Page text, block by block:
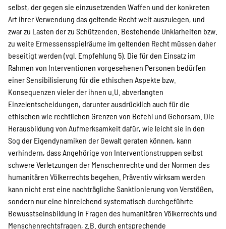
selbst, der gegen sie einzusetzenden Waffen und der konkreten
Art ihrer Verwendung das geltende Recht weit auszulegen, und
zwar zu Lasten der zu Schützenden. Bestehende Unklarheiten bzw.
zu weite Ermessensspielräume im geltenden Recht müssen daher
beseitigt werden (vgl. Empfehlung 5). Die für den Einsatz im
Rahmen von Interventionen vorgesehenen Personen bedürfen
einer Sensibilisierung für die ethischen Aspekte bzw.
Konsequenzen vieler der ihnen u.U. abverlangten
Einzelentscheidungen, darunter ausdrücklich auch für die
ethischen wie rechtlichen Grenzen von Befehl und Gehorsam. Die
Herausbildung von Aufmerksamkeit dafür, wie leicht sie in den
Sog der Eigendynamiken der Gewalt geraten können, kann
verhindern, dass Angehörige von Interventionstruppen selbst
schwere Verletzungen der Menschenrechte und der Normen des
humanitären Völkerrechts begehen. Präventiv wirksam werden
kann nicht erst eine nachträgliche Sanktionierung von Verstößen,
sondern nur eine hinreichend systematisch durchgeführte
Bewusstseinsbildung in Fragen des humanitären Völkerrechts und
Menschenrechtsfragen, z.B. durch entsprechende